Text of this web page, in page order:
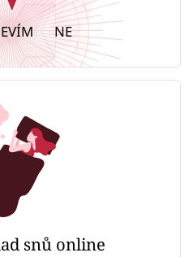
NE
snů online